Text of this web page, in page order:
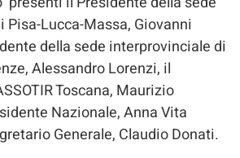
Lucca-Massa, Giovanni
della sede interprovinciale di
Alessandro Lorenzi, il
Toscana, Maurizio
Nazionale, Anna Vita
Generale, Claudio Donati.